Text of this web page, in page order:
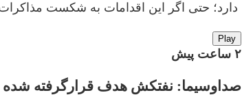
دارد؛ حتی اگر این اقدامات به شکست مذاکرات
Play
۲ ساعت پیش
صداوسیما: نفتکش هدف قرارگرفته شده